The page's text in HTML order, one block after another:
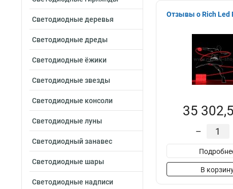
Светодиодные деревья
Светодиодные дреды
Светодиодные ёжики
Светодиодные звезды
Светодиодные консоли
Светодиодные луны
Светодиодный занавес
Светодиодные шары
Светодиодные надписи
Отзывы о Rich Led
35
–
В